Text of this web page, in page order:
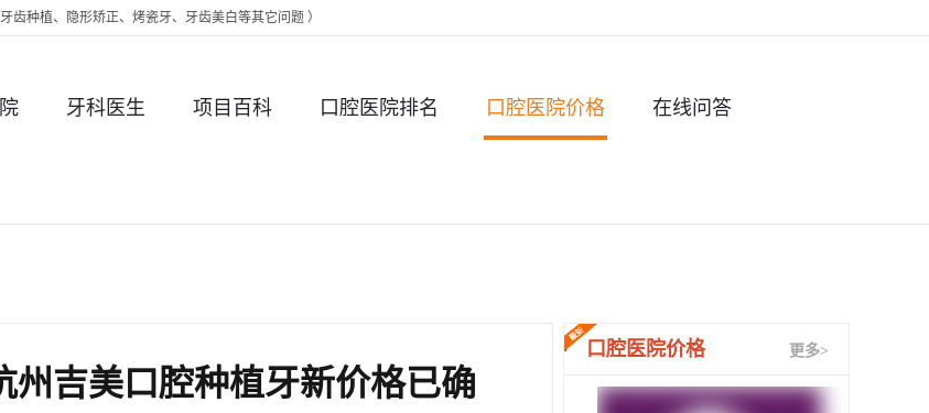
齿种植、隐形矫正、烤瓷牙、牙齿美白等其它问题 ）
牙科医生 项目百科 口腔医院排名 口腔医院价格 在线问答
吉美口腔种植牙新价格已确
口腔医院价格 更多>